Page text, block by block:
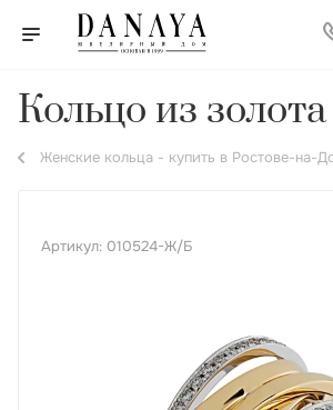
Кольцо из золота
Женские кольца - купить в Ростове-на-
Артикул: 010524-Ж/Б